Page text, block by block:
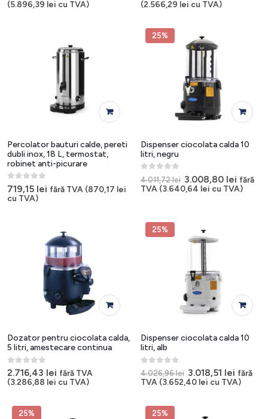
(5.896,39 lei cu TVA)
(2.566,29 lei cu TVA)
Percolator bauturi calde, pereti
dubli inox, 18 L, termostat,
robinet anti-picurare
0out of 5
719,15 lei fără TVA (870,17 lei
cu TVA)
25%
Dispenser ciocolata calda 10
litri, negru
0 out of 5
4.011,72lei Prețul
inițial
a
3.008,80 lei Prețul
curent
fără
TVA (3.640,64 lei cu TVA)
Dozator pentru ciocolata calda,
5 litri, amestecare continua
0out of 5
2.716,43 lei fără TVA
(3.286,88 lei cu TVA)
25%
Dispenser ciocolata calda 10
litri, alb
0 out of 5
4.026,96lei Prețul
inițial
3.018,51 lei Prețul
curent
fără
TVA (3.652,40 lei cu TVA)
25% 25%